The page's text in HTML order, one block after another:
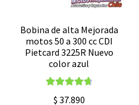
Bobina de alta Mejorada
motos 50 a 300 cc CDI
Pietcard 3225R Nuevo
color azul
$ 37.890